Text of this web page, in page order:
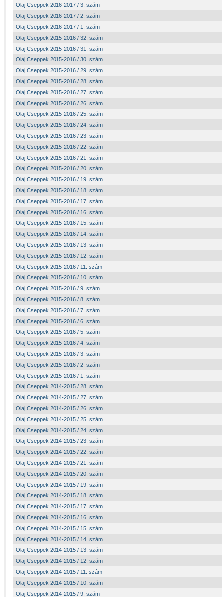
Olaj Cseppek 2016-2017 / 3. szám
Olaj Cseppek 2016-2017 / 2. szám
Olaj Cseppek 2016-2017 / 1. szám
Olaj Cseppek 2015-2016 / 32. szám
Olaj Cseppek 2015-2016 / 31. szám
Olaj Cseppek 2015-2016 / 30. szám
Olaj Cseppek 2015-2016 / 29. szám
Olaj Cseppek 2015-2016 / 28. szám
Olaj Cseppek 2015-2016 / 27. szám
Olaj Cseppek 2015-2016 / 26. szám
Olaj Cseppek 2015-2016 / 25. szám
Olaj Cseppek 2015-2016 / 24. szám
Olaj Cseppek 2015-2016 / 23. szám
Olaj Cseppek 2015-2016 / 22. szám
Olaj Cseppek 2015-2016 / 21. szám
Olaj Cseppek 2015-2016 / 20. szám
Olaj Cseppek 2015-2016 / 19. szám
Olaj Cseppek 2015-2016 / 18. szám
Olaj Cseppek 2015-2016 / 17. szám
Olaj Cseppek 2015-2016 / 16. szám
Olaj Cseppek 2015-2016 / 15. szám
Olaj Cseppek 2015-2016 / 14. szám
Olaj Cseppek 2015-2016 / 13. szám
Olaj Cseppek 2015-2016 / 12. szám
Olaj Cseppek 2015-2016 / 11. szám
Olaj Cseppek 2015-2016 / 10. szám
Olaj Cseppek 2015-2016 / 9. szám
Olaj Cseppek 2015-2016 / 8. szám
Olaj Cseppek 2015-2016 / 7. szám
Olaj Cseppek 2015-2016 / 6. szám
Olaj Cseppek 2015-2016 / 5. szám
Olaj Cseppek 2015-2016 / 4. szám
Olaj Cseppek 2015-2016 / 3. szám
Olaj Cseppek 2015-2016 / 2. szám
Olaj Cseppek 2015-2016 / 1. szám
Olaj Cseppek 2014-2015 / 28. szám
Olaj Cseppek 2014-2015 / 27. szám
Olaj Cseppek 2014-2015 / 26. szám
Olaj Cseppek 2014-2015 / 25. szám
Olaj Cseppek 2014-2015 / 24. szám
Olaj Cseppek 2014-2015 / 23. szám
Olaj Cseppek 2014-2015 / 22. szám
Olaj Cseppek 2014-2015 / 21. szám
Olaj Cseppek 2014-2015 / 20. szám
Olaj Cseppek 2014-2015 / 19. szám
Olaj Cseppek 2014-2015 / 18. szám
Olaj Cseppek 2014-2015 / 17. szám
Olaj Cseppek 2014-2015 / 16. szám
Olaj Cseppek 2014-2015 / 15. szám
Olaj Cseppek 2014-2015 / 14. szám
Olaj Cseppek 2014-2015 / 13. szám
Olaj Cseppek 2014-2015 / 12. szám
Olaj Cseppek 2014-2015 / 11. szám
Olaj Cseppek 2014-2015 / 10. szám
Olaj Cseppek 2014-2015 / 9. szám